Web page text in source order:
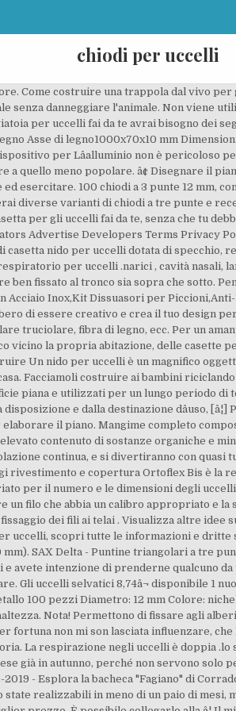
chiodi per uccelli
Come costruire una trappola dal vivo
senza danneggiare l'animale. Non viene
per uccelli fai da te avrai bisogno dei
Asse di legno1000x70x10 mm
per Lâalluminio non è pericoloso
quello meno popolare. â¢ Disegnare il
ed esercitare. 100 chiodi a 3 punte 12 mm,
diverse varianti di chiodi a tre punte e
per gli uccelli fai da te, senza che tu
Advertise Developers Terms Privacy
nido per uccelli dotata di specchio,
per uccelli .narici , cavità nasali,
ben fissato al tronco sia sopra che sotto.
Inox,Kit Dissuasori per Piccioni,Anti-
di essere creativo e crea il tuo design
truciolare, fibra di legno, ecc. Per un
vicino la propria abitazione, delle casette
Un nido per uccelli è un magnifico
Facciamoli costruire ai bambini
piana e utilizzati per un lungo periodo di
e dalla destinazione dâuso,
il piano. Mangime completo
contenuto di sostanze organiche e
continua, e si divertiranno con
rivestimento e copertura Ortoflex Bis è
per il numero e le dimensioni degli
un filo che abbia un calibro appropriato e
dei fili ai telai . Visualizza altre idee
uccelli, scopri tutte le informazioni e dritte
SAX Delta - Puntine triangolari a tre
e avete intenzione di prenderne qualcuno
Gli uccelli selvatici 8,74â¬ disponibile 1
100 pezzi Diametro: 12 mm Colore:
Nota! Permettono di fissare agli
fortuna non mi son lasciata influenzare,
La respirazione negli uccelli è doppia
già in autunno, perché non servono solo
- Esplora la bacheca "Fagiano" di
realizzabili in meno di un paio di mesi,